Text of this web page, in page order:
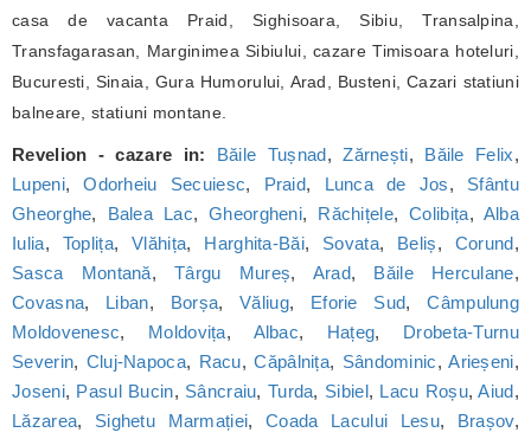
casa de vacanta Praid, Sighisoara, Sibiu, Transalpina,
Transfagarasan, Marginimea Sibiului, cazare Timisoara hoteluri,
Bucuresti, Sinaia, Gura Humorului, Arad, Busteni, Cazari statiuni
balneare, statiuni montane.
Revelion - cazare in: Băile Tușnad,Zărnești, Băile Felix,
Lupeni,Odorheiu Secuiesc, Praid, Lunca de Jos, Sfântu
Gheorghe, Balea Lac,Gheorgheni, Răchițele,Colibița, Alba
Iulia, Toplița,Vlăhița, Harghita-Băi, Sovata, Beliș, Corund,
Sasca Montană,Târgu Mureș, Arad, Băile Herculane,
Covasna, Liban, Borșa,Văliug, Eforie Sud,Câmpulung
Moldovenesc, Moldovița, Albac, Hațeg, Drobeta-Turnu
Severin, Cluj-Napoca, Racu,Căpâlnița, Sândominic,Arieșeni,
Joseni, Pasul Bucin, Sâncraiu, Turda, Sibiel, Lacu Roșu,Aiud,
Lăzarea, Sighetu Marmației,Coada Lacului Lesu, Brașov,